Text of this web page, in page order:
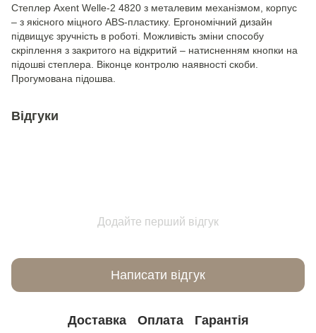
Степлер Axent Welle-2 4820 з металевим механізмом, корпус
– з якісного міцного ABS-пластику. Ергономічний дизайн
підвищує зручність в роботі. Можливість зміни способу
скріплення з закритого на відкритий – натисненням кнопки на
підошві степлера. Віконце контролю наявності скоби.
Прогумована підошва.
Відгуки
Додайте перший відгук
Написати відгук
Доставка Оплата Гарантія